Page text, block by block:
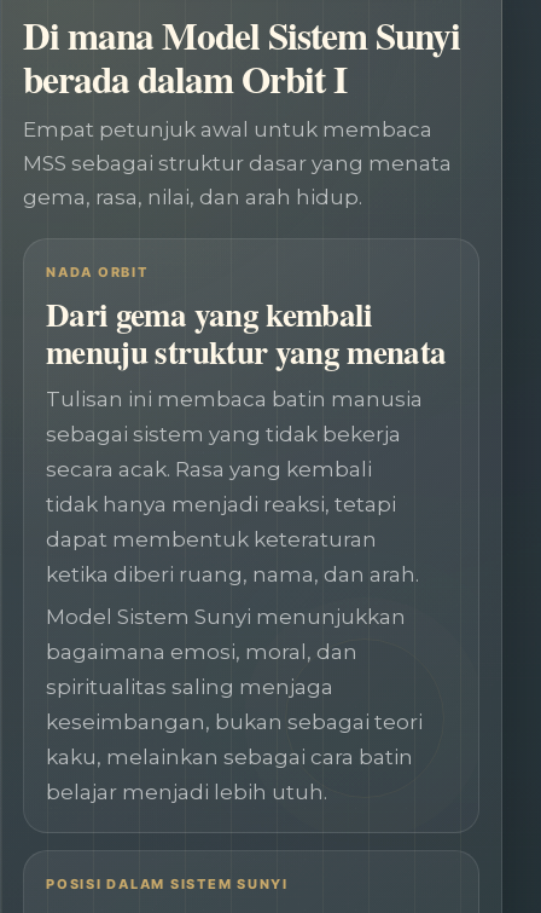
Di mana Model Sistem Sunyi
berada dalam Orbit I
Empat petunjuk awal untuk membaca
MSS sebagai struktur dasar yang menata
gema, rasa, nilai, dan arah hidup.
NADA ORBIT
Dari gema yang kembali
menuju struktur yang menata
Tulisan ini membaca batin manusia
sebagai sistem yang tidak bekerja
secara acak. Rasa yang kembali
tidak hanya menjadi reaksi, tetapi
dapat membentuk keteraturan
ketika diberi ruang, nama, dan arah.
Model Sistem Sunyi menunjukkan
bagaimana emosi, moral, dan
spiritualitas saling menjaga
keseimbangan, bukan sebagai teori
kaku, melainkan sebagai cara batin
belajar menjadi lebih utuh.
POSISI DALAM SISTEM SUNYI